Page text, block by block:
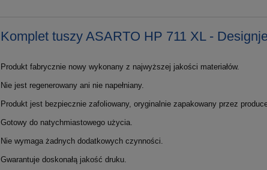
Komplet tuszy ASARTO HP 711 XL -
Produkt fabrycznie nowy wykonany z najwyższej jakości materiałów.
Nie jest regenerowany ani nie napełniany.
Produkt jest bezpiecznie zafoliowany, oryginalnie zapakowany przez
Gotowy do natychmiastowego użycia.
Nie wymaga żadnych dodatkowych czynności.
Gwarantuje doskonałą jakość druku.